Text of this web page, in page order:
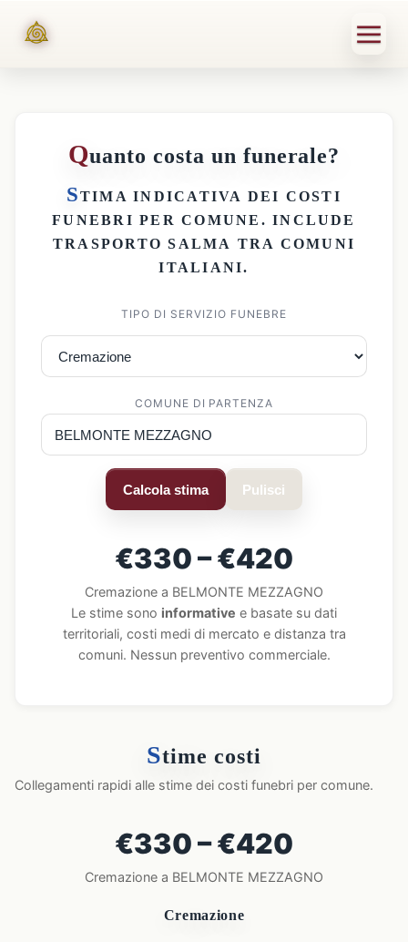
Quanto costa un funerale?
STIMA INDICATIVA DEI COSTI
FUNEBRI PER COMUNE . INCLUDE
TRASPORTO SALMA TRA COMUNI
ITALIANI.
TIPO DI SERVIZIO FUNEBRE
COMUNE DI PARTENZA
Calcola stima Pulisci
€330 – €420
Cremazione a BELMONTE MEZZAGNO
Le stime sono informative e basate su dati
territoriali, costi medi di mercato e distanza tra
comuni. Nessun preventivo commerciale.
Stime costi
Collegamenti rapidi alle stime dei costi funebri per comune.
€330 – €420
Cremazione a BELMONTE MEZZAGNO
Cremazione